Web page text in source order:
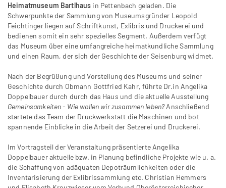
Heimatmuseum Bartlhaus in Pettenbach geladen. Die
Schwerpunkte der Sammlung von Museumsgründer Leopold
Feichtinger liegen auf Schriftkunst, Exlibris und Druckerei und
bedienen somit ein sehr spezielles Segment. Außerdem verfügt
das Museum über eine umfangreiche heimatkundliche Sammlung
und einen Raum, der sich der Geschichte der Seisenburg widmet.
Nach der Begrüßung und Vorstellung des Museums und seiner
Geschichte durch Obmann Gottfried Kahr, führte Dr.in Angelika
Doppelbauer durch durch das Haus und die aktuelle Ausstellung
Gemeinsamkeiten - Wie wollen wir zusammen leben?Anschließend
startete das Team der Druckwerkstatt die Maschinen und bot
spannende Einblicke in die Arbeit der Setzerei und Druckerei.
Im Vortragsteil der Veranstaltung präsentierte Angelika
Doppelbauer aktuelle bzw. in Planung befindliche Projekte wie u. a.
die Schaffung von adäquaten Depoträumlichkeiten oder die
Inventarisierung der Exlibrissammlung etc. Christian Hemmers